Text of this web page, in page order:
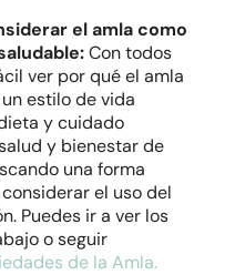
el amla como
Con todos
ver por qué el amla
estilo de vida
y cuidado
y bienestar de
una forma
el uso del
Puedes ir a ver los
o seguir
de la Amla.